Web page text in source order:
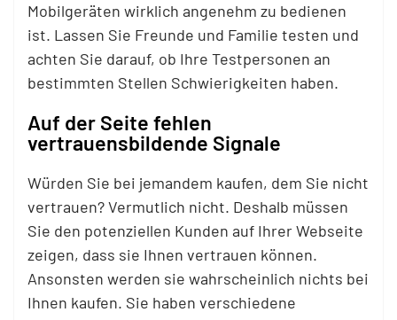
Mobilgeräten wirklich angenehm zu bedienen
ist. Lassen Sie Freunde und Familie testen und
achten Sie darauf, ob Ihre Testpersonen an
bestimmten Stellen Schwierigkeiten haben.
Auf der Seite fehlen
vertrauensbildende Signale
Würden Sie bei jemandem kaufen, dem Sie nicht
vertrauen? Vermutlich nicht. Deshalb müssen
Sie den potenziellen Kunden auf Ihrer Webseite
zeigen, dass sie Ihnen vertrauen können.
Ansonsten werden sie wahrscheinlich nichts bei
Ihnen kaufen. Sie haben verschiedene